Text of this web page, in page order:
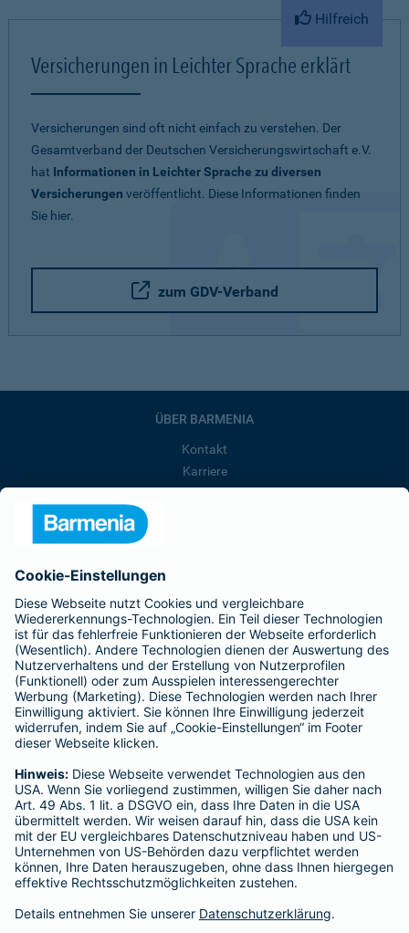
Hilfreich
Versicherungen in Leichter Sprache erklärt
Versicherungen sind oft nicht einfach zu verstehen. Der
Gesamtverband der Deutschen Versicherungswirtschaft e.V.
hat Informationen in Leichter Sprache zu diversen
Versicherungen veröffentlicht. Diese Informationen finden
Sie hier.
zum GDV-Verband
ÜBER BARMENIA
Kontakt
Karriere
Barmenia ist Teil der BarmeniaGothaer
BELIEBTE SEITEN
Kranken-Zusatzversicherung
Tierversicherungen
Haftpflichtversicherung
Hausratversicherung
Adresse ändern
Schaden melden
Kilometerstandsmeldung
Serviceübersicht